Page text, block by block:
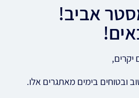
אביב!
יקרים,
ובטוחים בימים מאתגרים אלו.